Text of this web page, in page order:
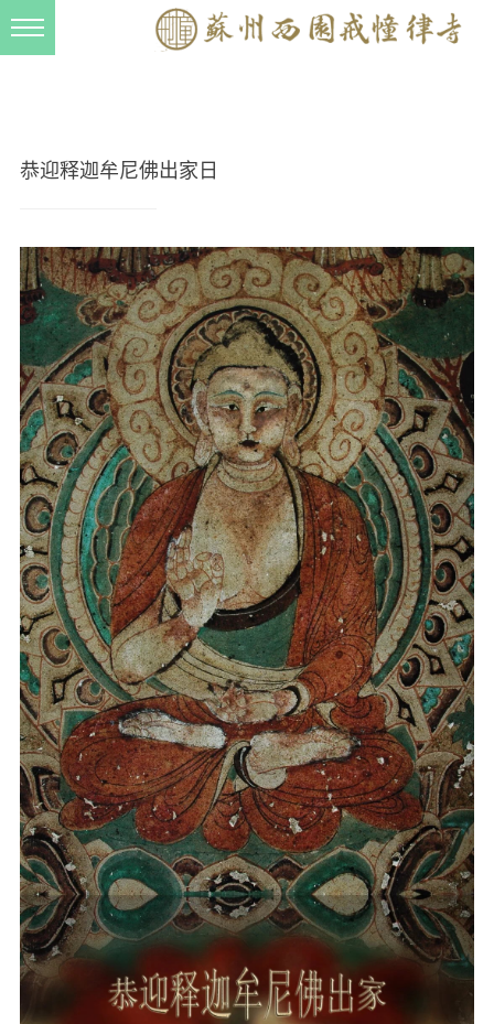
三风建设
寺院管理
戒幢春秋
档案管理
道风建设
法音宣流
音频视频
弘法书籍
助印功德
弘法活动
西园法讯
皈依斋戒
义工家园
观世音热线
菩提静修营
观自在禅修营
教理研究
信息公告
恭迎释迦牟尼佛出家日